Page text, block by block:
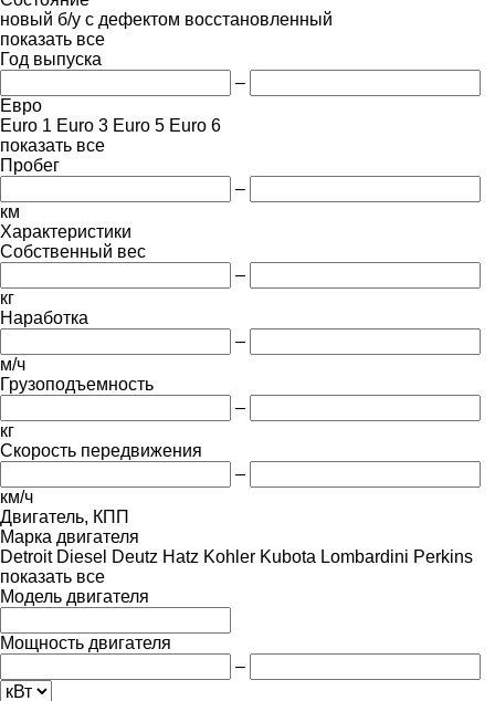
новый б/у с дефектом восстановленный
показать все
Год выпуска
–
Евро
Euro 1 Euro 3 Euro 5 Euro 6
показать все
Пробег
–
км
Характеристики
Собственный вес
–
кг
Наработка
–
м/ч
Грузоподъемность
–
кг
Скорость передвижения
–
км/ч
Двигатель, КПП
Марка двигателя
Detroit Diesel Deutz Hatz Kohler Kubota Lombardini Perkins
показать все
Модель двигателя
Мощность двигателя
–